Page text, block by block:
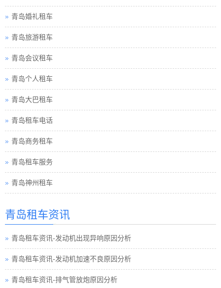
青岛婚礼租车
青岛旅游租车
青岛会议租车
青岛个人租车
青岛大巴租车
青岛租车电话
青岛商务租车
青岛租车服务
青岛神州租车
青岛租车资讯
青岛租车资讯-发动机出现异响原因分析
青岛租车资讯-发动机加速不良原因分析
青岛租车资讯-排气管放炮原因分析